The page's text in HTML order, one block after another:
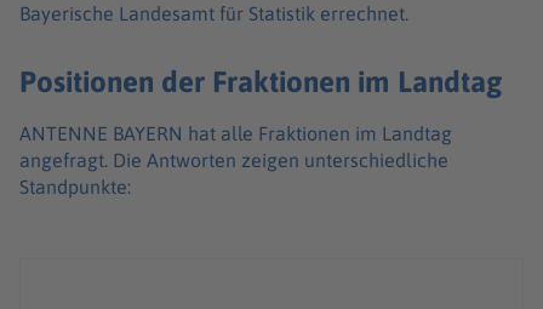
Bayerische Landesamt für Statistik errechnet.
Positionen der Fraktionen im Landtag
ANTENNE BAYERN hat alle Fraktionen im Landtag
angefragt. Die Antworten zeigen unterschiedliche
Standpunkte: